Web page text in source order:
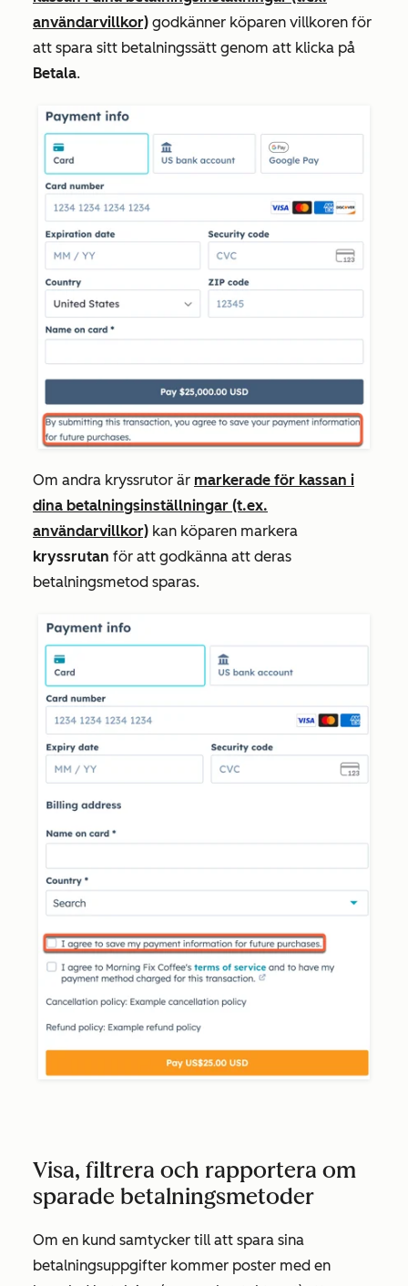
användarvillkor) godkänner köparen villkoren för
att spara sitt betalningssätt genom att klicka på
Betala.
Om andra kryssrutor är markerade för kassan i
dina betalningsinställningar (t.ex.
användarvillkor) kan köparen markera
kryssrutan för att godkänna att deras
betalningsmetod sparas.
Visa, filtrera och rapportera om
sparade betalningsmetoder
Om en kund samtycker till att spara sina
betalningsuppgifter kommer poster med en